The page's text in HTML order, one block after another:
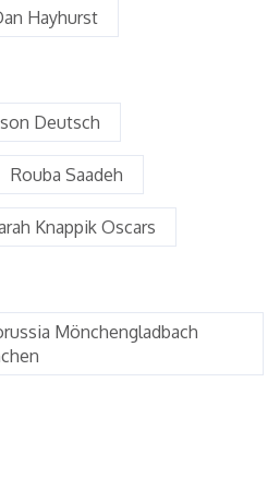
Hayhurst
Deutsch
Rouba Saadeh
Knappik Oscars
Mönchengladbach